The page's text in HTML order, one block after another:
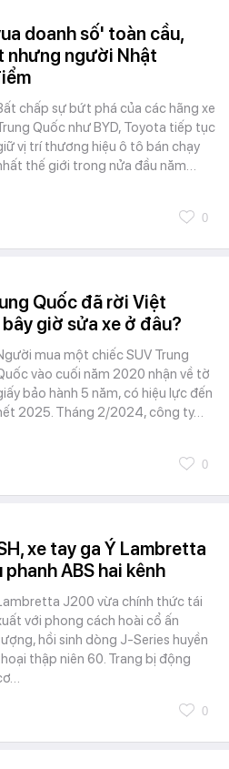
doanh số' toàn cầu,
nhưng người Nhật
chấp sự bứt phá của các hãng xe
Quốc như BYD, Toyota tiếp tục
vị trí thương hiệu ô tô bán chạy
thế giới trong nửa đầu năm…
0
Quốc đã rời Việt
giờ sửa xe ở đâu?
mua một chiếc SUV Trung
vào cuối năm 2020 nhận về tờ
bảo hành 5 năm, có hiệu lực đến
2025. Tháng 2/2024, công ty…
0
xe tay ga Ý Lambretta
ABS hai kênh
J200 vừa chính thức tái
với phong cách hoài cổ ấn
hồi sinh dòng J-Series huyền
thập niên 60. Trang bị động
0